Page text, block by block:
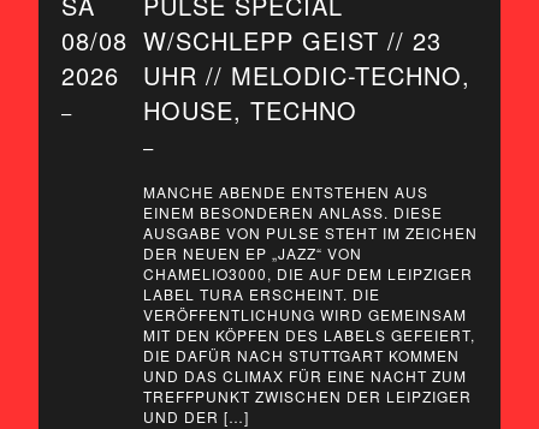
08/08
2026
–
W/SCHLEPP GEIST // 23
UHR // MELODIC-TECHNO,
HOUSE, TECHNO
–
MANCHE ABENDE ENTSTEHEN AUS
EINEM BESONDEREN ANLASS. DIESE
AUSGABE VON PULSE STEHT IM ZEICHEN
DER NEUEN EP „JAZZ“ VON
CHAMELIO3000, DIE AUF DEM LEIPZIGER
LABEL TURA ERSCHEINT. DIE
VERÖFFENTLICHUNG WIRD GEMEINSAM
MIT DEN KÖPFEN DES LABELS GEFEIERT,
DIE DAFÜR NACH STUTTGART KOMMEN
UND DAS CLIMAX FÜR EINE NACHT ZUM
TREFFPUNKT ZWISCHEN DER LEIPZIGER
UND DER […]